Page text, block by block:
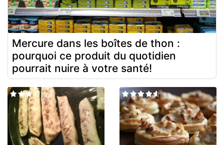
Mercure dans les boîtes de thon :
pourquoi ce produit du quotidien
pourrait nuire à votre santé!